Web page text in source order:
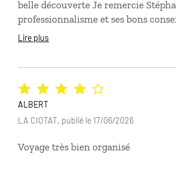
cultiver la canne à sucre etc.. Nous
vivement cette escapade.
belle découverte Je remercie Stéphanie pour son
professionnalisme et ses bons conseils
suggestion : communiquer les
pour les randonnées serait un plus
Lire plus
Voyage très bien organisé
ALBERT
LA CIOTAT, publié le 17/06/2026